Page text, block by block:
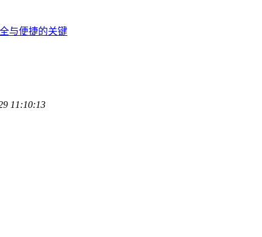
与便捷的关键
11:10:13